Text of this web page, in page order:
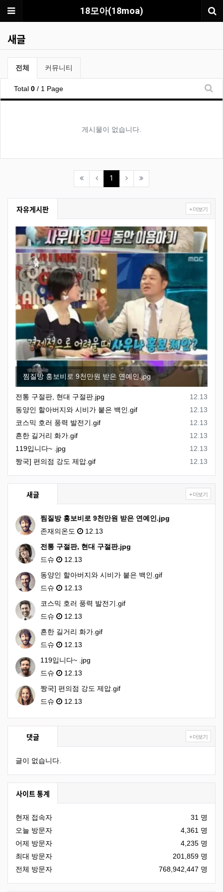
메뉴 18모아(18moa)
새글
전체게시물 그룹 목록
전체 커뮤니티
Total 0 / 1 Page
새
게시물이 없습니다.
1 (current)
자유게시판 + 더보기
찜질방 홍보비로 9천만원 받은 연예인.jpg
등록일
12.13
전통 구절판, 현대 구절판.jpg
등록일
12.13
동양인 할아버지와 시비가 붙은 백인.gif
등록일
12.13
코스믹 호러 풍력 발전기.gif
등록일
12.13
흔한 길거리 화가.gif
등록일
12.13
119입니다~ .jpg
등록일
12.13
짱국] 편의점 강도 제압.gif
새글 + 더보기
찜질방 홍보비로 9천만원 받은 연예인.jpg
존재의온도
12.13
전통 구절판, 현대 구절판.jpg
드슈
12.13
동양인 할아버지와 시비가 붙은 백인.gif
드슈
12.13
코스믹 호러 풍력 발전기.gif
드슈
12.13
흔한 길거리 화가.gif
드슈
12.13
119입니다~ .jpg
드슈
12.13
짱국] 편의점 강도 제압.gif
드슈
12.13
댓글 + 더보기
글이 없습니다.
사이트 통계
현재 접속자
31 명
오늘 방문자
4,361 명
어제 방문자
4,235 명
최대 방문자
201,859 명
전체 방문자
768,942,447 명